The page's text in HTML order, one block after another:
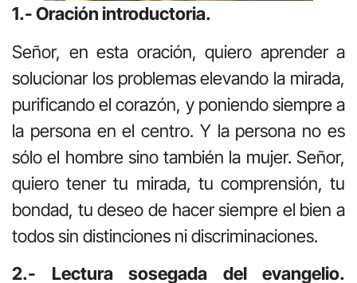
1.- Oración introductoria.
Señor, en esta oración, quiero aprender a
solucionar los problemas elevando la mirada,
purificando el corazón, y poniendo siempre a
la persona en el centro. Y la persona no es
sólo el hombre sino también la mujer. Señor,
quiero tener tu mirada, tu comprensión, tu
bondad, tu deseo de hacer siempre el bien a
todos sin distinciones ni discriminaciones.
2.- Lectura sosegada del evangelio.